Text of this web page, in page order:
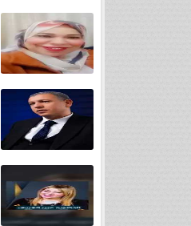
لتكريم...